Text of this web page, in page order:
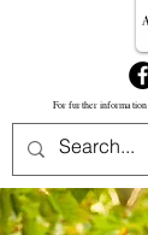
For further information